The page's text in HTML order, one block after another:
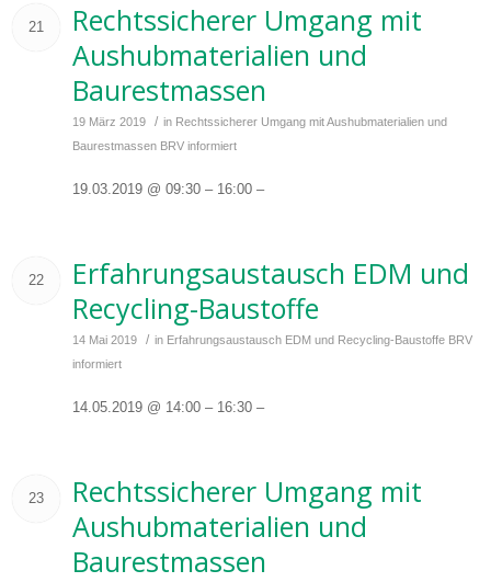
21
Rechtssicherer Umgang mit
Aushubmaterialien und
Baurestmassen
19 März 2019 / in Rechtssicherer Umgang mit Aushubmaterialien und
Baurestmassen BRV informiert
19.03.2019 @ 09:30 – 16:00 –
22
Erfahrungsaustausch EDM und
Recycling-Baustoffe
14 Mai 2019 / in Erfahrungsaustausch EDM und Recycling-Baustoffe BRV
informiert
14.05.2019 @ 14:00 – 16:30 –
23
Rechtssicherer Umgang mit
Aushubmaterialien und
Baurestmassen